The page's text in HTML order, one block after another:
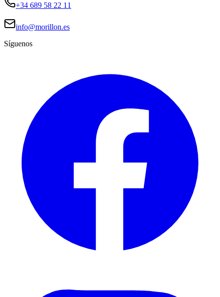
+34 689 58 22 11
info@morillon.es
Síguenos